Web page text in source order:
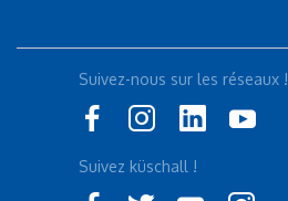
Suivez-nous sur les réseaux !
Suivez küschall !